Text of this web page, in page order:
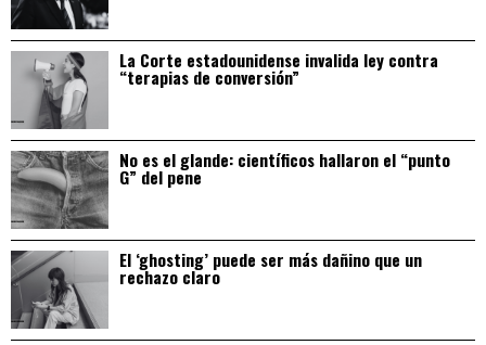
La Corte estadounidense invalida ley contra
“terapias de conversión”
No es el glande: científicos hallaron el “punto
G” del pene
El ‘ghosting’ puede ser más dañino que un
rechazo claro